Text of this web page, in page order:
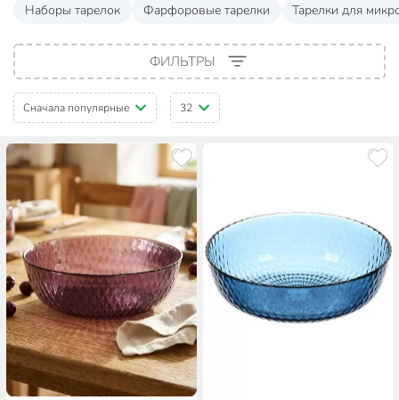
Наборы тарелок
Фарфоровые тарелки Тарелки для
ФИЛЬТРЫ
Сначала популярные 32